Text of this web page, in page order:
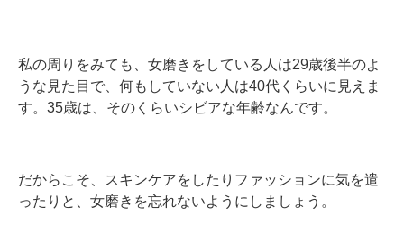
私の周りをみても、女磨きをしている人は29歳後半のよ
うな見た目で、何もしていない人は40代くらいに見えま
す。35歳は、そのくらいシビアな年齢なんです。
だからこそ、スキンケアをしたりファッションに気を遣
ったりと、女磨きを忘れないようにしましょう。